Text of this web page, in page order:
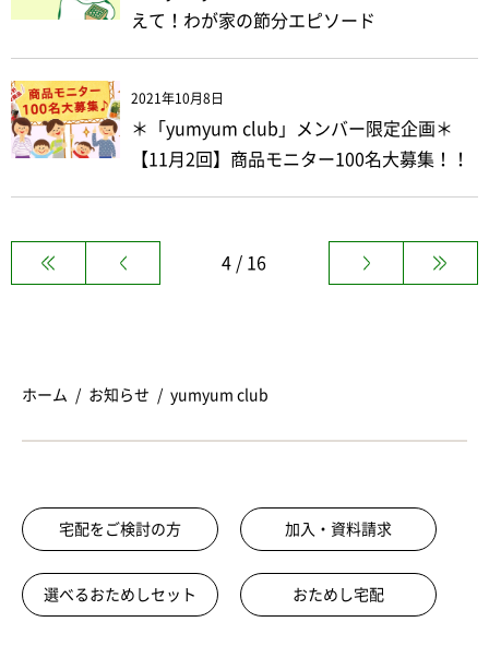
えて！わが家の節分エピソード
2021年10月8日
＊「yumyum club」メンバー限定企画＊
【11月2回】商品モニター100名大募集！！
4 / 16
ホーム お知らせ yumyum club
宅配をご検討の方 加入・資料請求
選べるおためしセット おためし宅配